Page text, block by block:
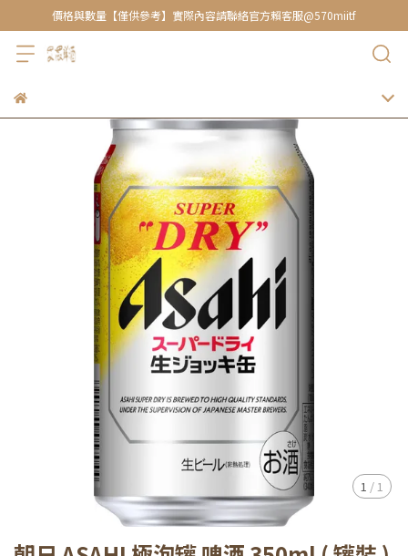
價格與數量【僅供參考】實際內容請聯絡官方賴客服@570miitf
1 / 1